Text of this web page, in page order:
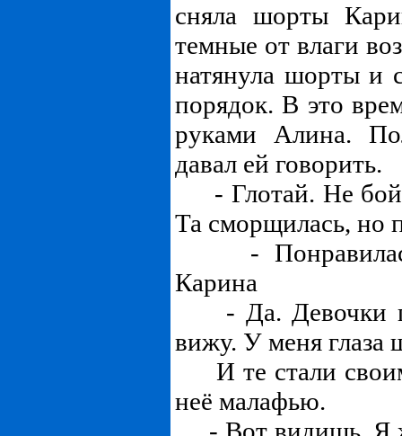
сняла шорты
темные от влаги
натянула шорты и
порядок. В это
руками Алина.
давал ей говорить.
- Глотай. Не
Та сморщилась, но
-
Карина
- Да. Девочки
вижу. У меня глаза
И те стали
неё малафью.